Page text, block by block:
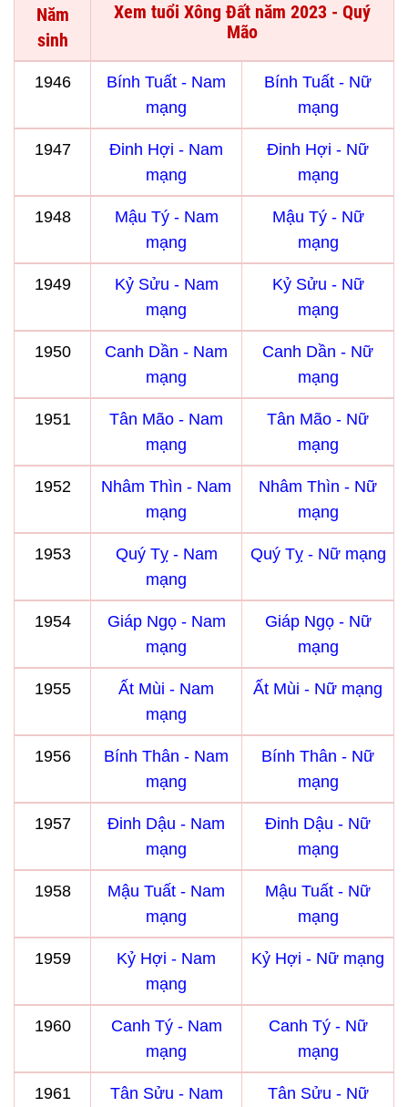
Năm
sinh
Xem tuổi Xông Đất năm 2023 - Quý
Mão
1946
Bính Tuất - Nam
mạng
Bính Tuất - Nữ
mạng
1947
Đinh Hợi - Nam
mạng
Đinh Hợi - Nữ
mạng
1948
Mậu Tý - Nam
mạng
Mậu Tý - Nữ
mạng
1949
Kỷ Sửu - Nam
mạng
Kỷ Sửu - Nữ
mạng
1950
Canh Dần - Nam
mạng
Canh Dần - Nữ
mạng
1951
Tân Mão - Nam
mạng
Tân Mão - Nữ
mạng
1952
Nhâm Thìn - Nam
mạng
Nhâm Thìn - Nữ
mạng
1953
Quý Tỵ - Nam
mạng
Quý Tỵ - Nữ mạng
1954
Giáp Ngọ - Nam
mạng
Giáp Ngọ - Nữ
mạng
1955
Ất Mùi - Nam
mạng
Ất Mùi - Nữ mạng
1956
Bính Thân - Nam
mạng
Bính Thân - Nữ
mạng
1957
Đinh Dậu - Nam
mạng
Đinh Dậu - Nữ
mạng
1958
Mậu Tuất - Nam
mạng
Mậu Tuất - Nữ
mạng
1959
Kỷ Hợi - Nam
mạng
Kỷ Hợi - Nữ mạng
1960
Canh Tý - Nam
mạng
Canh Tý - Nữ
mạng
1961
Tân Sửu - Nam
Tân Sửu - Nữ